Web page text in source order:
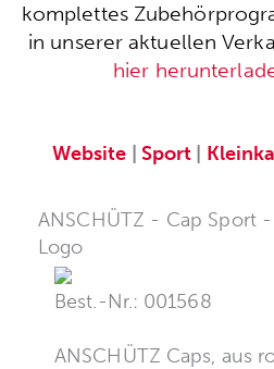
komplettes
in unserer aktuellen
hier
Website Sport
ANSCHÜTZ - Cap Sport
Logo
Best.-Nr.: 001568
ANSCHÜTZ Caps, aus